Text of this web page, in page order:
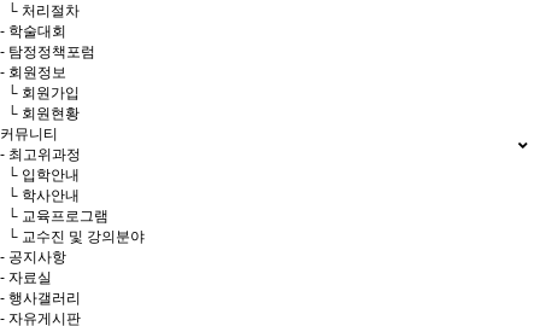
└ 처리절차
- 학술대회
- 탐정정책포럼
- 회원정보
└ 회원가입
└ 회원현황
커뮤니티
- 최고위과정
└ 입학안내
└ 학사안내
└ 교육프로그램
└ 교수진 및 강의분야
- 공지사항
- 자료실
- 행사갤러리
- 자유게시판